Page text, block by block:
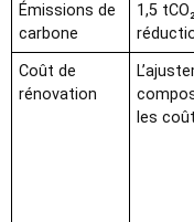
Émissions de
carbone
1,5
Coût de
rénovation
les